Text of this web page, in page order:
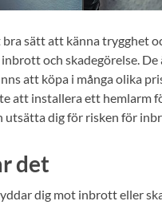
bra sätt att känna trygghet
och skadegörelse. De
att köpa i många olika
att installera ett hemlarm
utsätta dig för risken för
det
dig mot inbrott eller